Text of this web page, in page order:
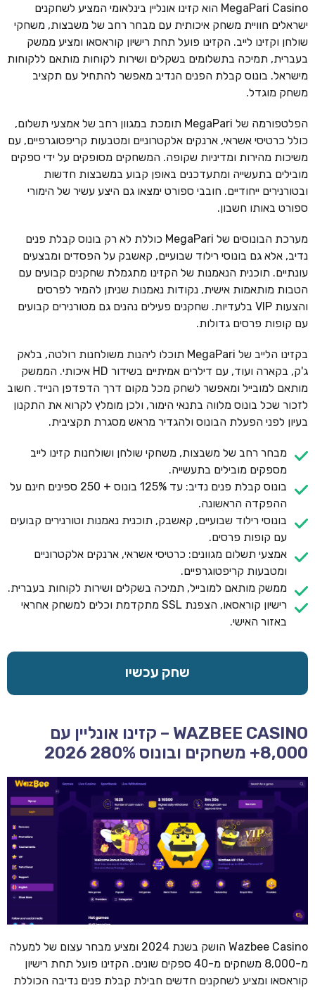
MegaPari Casino הוא קזינו אונליין בינלאומי המציע לשחקנים
ישראלים חוויית משחק איכותית עם מבחר רחב של משבצות, משחקי
שולחן וקזינו לייב. הקזינו פועל תחת רישיון קוראסאו ומציע ממשק
בעברית, תמיכה בתשלומים בשקלים ושירות לקוחות מותאם ללקוחות
מישראל. בונוס קבלת הפנים הנדיב מאפשר להתחיל עם תקציב
משחק מוגדל.
הפלטפורמה של MegaPari תומכת במגוון רחב של אמצעי תשלום,
כולל כרטיסי אשראי, ארנקים אלקטרוניים ומטבעות קריפטוגרפיים, עם
משיכות מהירות ומדיניות שקופה. המשחקים מסופקים על ידי ספקים
מובילים בתעשייה ומתעדכנים באופן קבוע במשבצות חדשות
ובטורנירים ייחודיים. חובבי ספורט ימצאו גם היצע עשיר של הימורי
ספורט באותו חשבון.
מערכת הבונוסים של MegaPari כוללת לא רק בונוס קבלת פנים
נדיב, אלא גם בונוסי רילוד שבועיים, קאשבק על הפסדים ומבצעים
עונתיים. תוכנית הנאמנות של הקזינו מתגמלת שחקנים קבועים עם
הטבות מותאמות אישית, נקודות נאמנות שניתן להמיר לפרסים
והצעות VIP בלעדיות. שחקנים פעילים נהנים גם מטורנירים קבועים
עם קופות פרסים גדולות.
בקזינו הלייב של MegaPari תוכלו ליהנות משולחנות רולטה, בלאק
ג'ק, בקארה ועוד, עם דילרים אמיתיים בשידור HD איכותי. הממשק
מותאם למובייל ומאפשר לשחק מכל מקום דרך הדפדפן הנייד. חשוב
לזכור שכל בונוס מלווה בתנאי הימור, ולכן מומלץ לקרוא את התקנון
בעיון לפני הפעלת הבונוס ולהגדיר מראש מסגרת תקציבית.
מבחר רחב של משבצות, משחקי שולחן ושולחנות קזינו לייב
מספקים מובילים בתעשייה.
בונוס קבלת פנים נדיב: עד 125% בונוס + 250 ספינים חינם על
ההפקדה הראשונה.
בונוסי רילוד שבועיים, קאשבק, תוכנית נאמנות וטורנירים קבועים
עם קופות פרסים.
אמצעי תשלום מגוונים: כרטיסי אשראי, ארנקים אלקטרוניים
ומטבעות קריפטוגרפיים.
ממשק מותאם למובייל, תמיכה בשקלים ושירות לקוחות בעברית.
רישיון קוראסאו, הצפנת SSL מתקדמת וכלים למשחק אחראי
באזור האישי.
שחק עכשיו
WAZBEE CASINO – קזינו אונליין עם
8,000+ משחקים ובונוס 280% 2026
Wazbee Casino הושק בשנת 2024 ומציע מבחר עצום של למעלה
מ-8,000 משחקים מ-40 ספקים שונים. הקזינו פועל תחת רישיון
קוראסאו ומציע לשחקנים חדשים חבילת קבלת פנים נדיבה הכוללת